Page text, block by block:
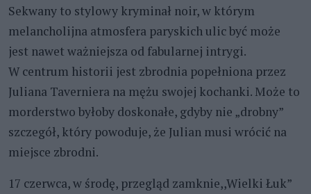
Sekwany to stylowy kryminał noir, w którym
melancholijna atmosfera paryskich ulic być może
jest nawet ważniejsza od fabularnej intrygi.
W centrum historii jest zbrodnia popełniona przez
Juliana Taverniera na mężu swojej kochanki. Może to
morderstwo byłoby doskonałe, gdyby nie „drobny”
szczegół, który powoduje, że Julian musi wrócić na
miejsce zbrodni.
17 czerwca, w środę, przegląd zamknie,,Wielki Łuk”